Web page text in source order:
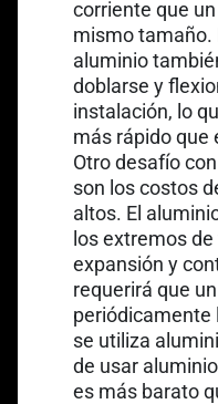
corriente que
mismo tamaño.
aluminio
doblarse y
instalación, lo
más rápido que
Otro desafío
son los costos
altos. El
los extremos
expansión y
requerirá que
periódicamente
se utiliza
de usar
es más barato